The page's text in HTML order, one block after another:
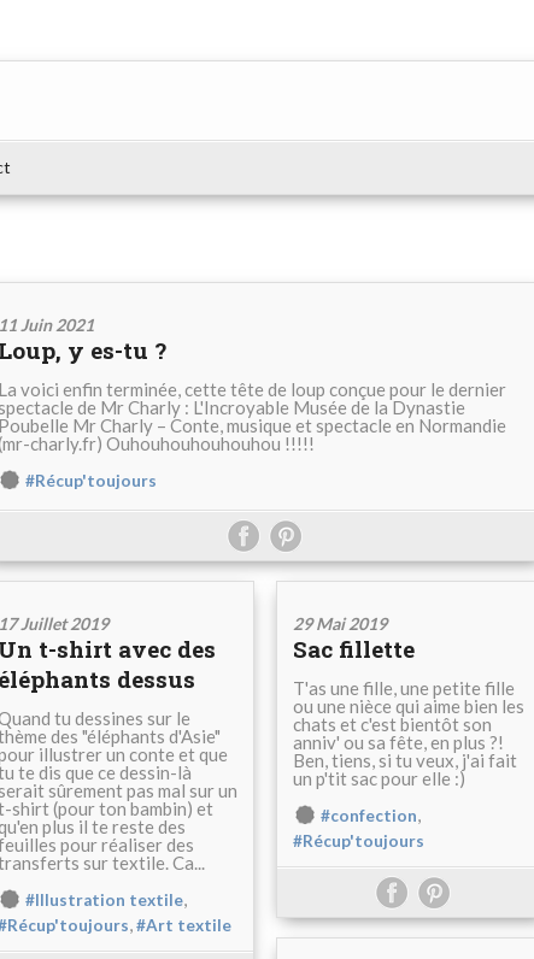
11 Juin 2021
Loup, y es-tu ?
La voici enfin terminée, cette tête de loup conçue pour le dernier
de Mr Charly : L'Incroyable Musée de la Dynastie
Poubelle Mr Charly – Conte, musique et spectacle en Normandie
charly.fr) Ouhouhouhouhouhou !!!!!
#Récup'toujours
17 Juillet 2019
Un t-shirt avec des
éléphants dessus
tu dessines sur le
des "éléphants d'Asie"
illustrer un conte et que
te dis que ce dessin-là
sûrement pas mal sur un
shirt (pour ton bambin) et
plus il te reste des
pour réaliser des
sur textile. Ca...
#Illustration textile,
,#Art textile
29 Mai 2019
Sac fillette
T'as une fille, une petite fille
ou une nièce qui aime bien les
chats et c'est bientôt son
anniv' ou sa fête, en plus ?!
Ben, tiens, si tu veux, j'ai fait
un p'tit sac pour elle :)
#confection,
#Récup'toujours